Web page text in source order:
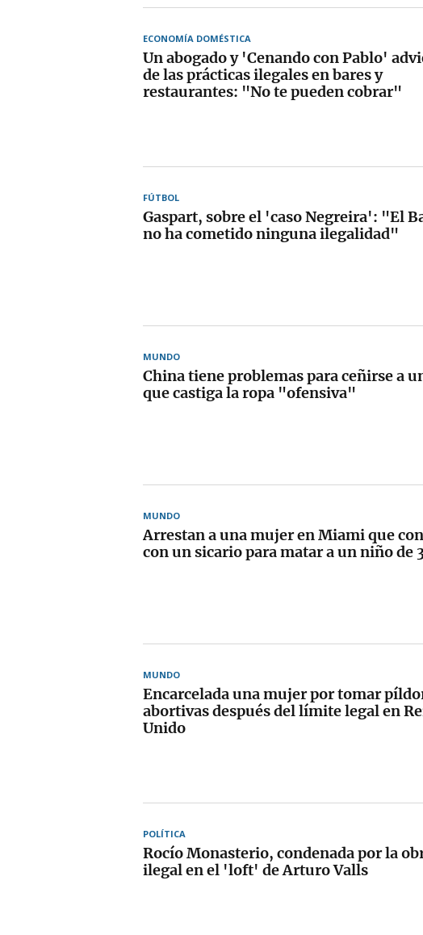
ECONOMÍA DOMÉSTICA
Un abogado y 'Cenando con Pablo'
de las prácticas ilegales en bares y
restaurantes: "No te pueden cobrar"
FÚTBOL
Gaspart, sobre el 'caso Negreira': "El
no ha cometido ninguna ilegalidad"
MUNDO
China tiene problemas para ceñirse a
que castiga la ropa "ofensiva"
MUNDO
Arrestan a una mujer en Miami que
con un sicario para matar a un niño de
MUNDO
Encarcelada una mujer por tomar
abortivas después del límite legal en
Unido
POLÍTICA
Rocío Monasterio, condenada por la
ilegal en el 'loft' de Arturo Valls